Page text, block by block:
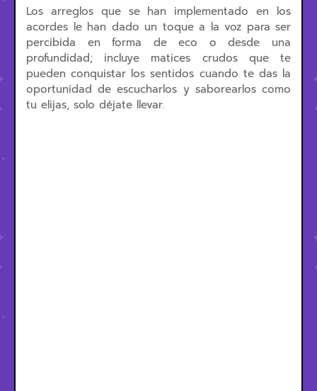
Los arreglos que se han implementado en los
acordes le han dado un toque a la voz para ser
percibida en forma de eco o desde una
profundidad; incluye matices crudos que te
pueden conquistar los sentidos cuando te das la
oportunidad de escucharlos y saborearlos como
tu elijas, solo déjate llevar.